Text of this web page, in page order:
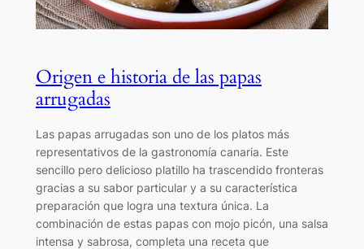
Origen e historia de las papas
arrugadas
Las papas arrugadas son uno de los platos más
representativos de la gastronomía canaria. Este
sencillo pero delicioso platillo ha trascendido fronteras
gracias a su sabor particular y a su característica
preparación que logra una textura única. La
combinación de estas papas con mojo picón, una salsa
intensa y sabrosa, completa una receta que